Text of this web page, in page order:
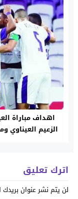
اهداف مباراة
الزعيم العيناوي
اترك تعليق
لن يتم نشر عنوان بريدك